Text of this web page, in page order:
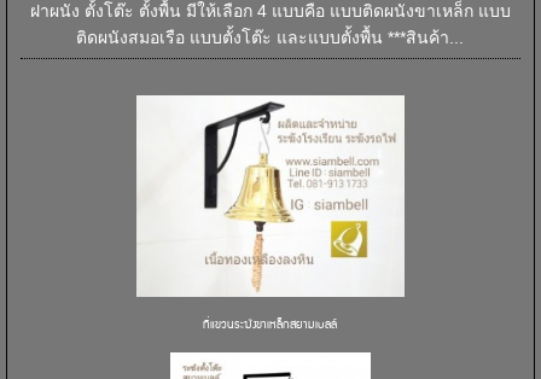
ฝาผนัง ตั้งโต๊ะ ตั้งพื้น มีให้เลือก 4 แบบคือ แบบติดผนังขาเหล็ก แบบ
ติดผนังสมอเรือ แบบตั้งโต๊ะ และแบบตั้งพื้น ***สินค้า...
ที่แขวนระฆังขาเหล็กสยามเบลล์